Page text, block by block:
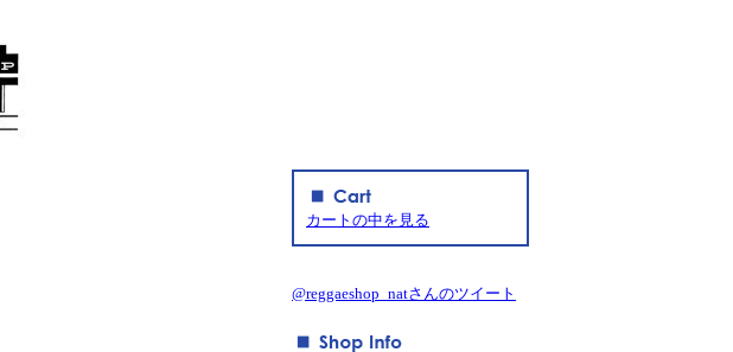
カートの中を見る
@reggaeshop_natさんのツイート